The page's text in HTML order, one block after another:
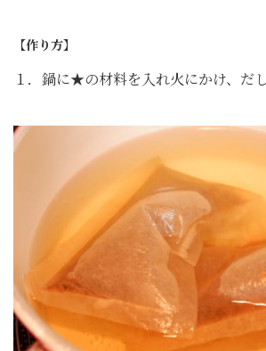
【作り方】
１．鍋に★の材料を入れ火にかけ、だ